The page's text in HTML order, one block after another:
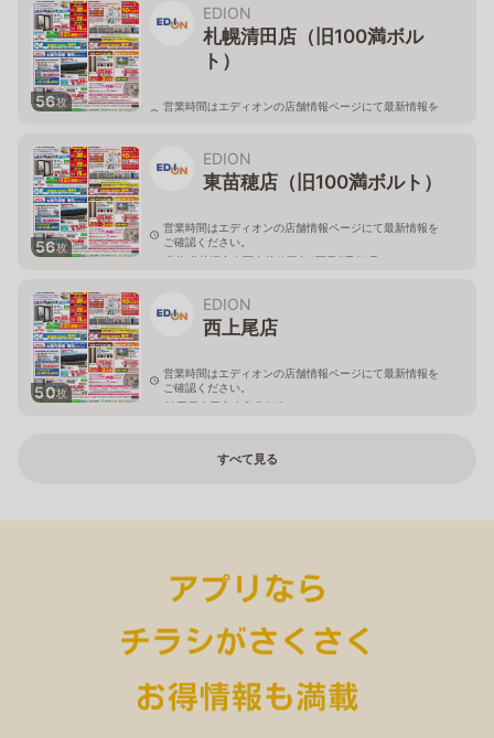
56枚
EDION
札幌清田店（旧100満ボル
ト）
営業時間はエディオンの店舗情報ページにて最新情報を
56枚
EDION
東苗穂店（旧100満ボルト）
営業時間はエディオンの店舗情報ページにて最新情報を
ご確認ください。
北海道札幌市東区東苗穂三条2丁目5番20号
50枚
EDION
西上尾店
営業時間はエディオンの店舗情報ページにて最新情報を
ご確認ください。
埼玉県上尾市小敷谷809-1
すべて見る